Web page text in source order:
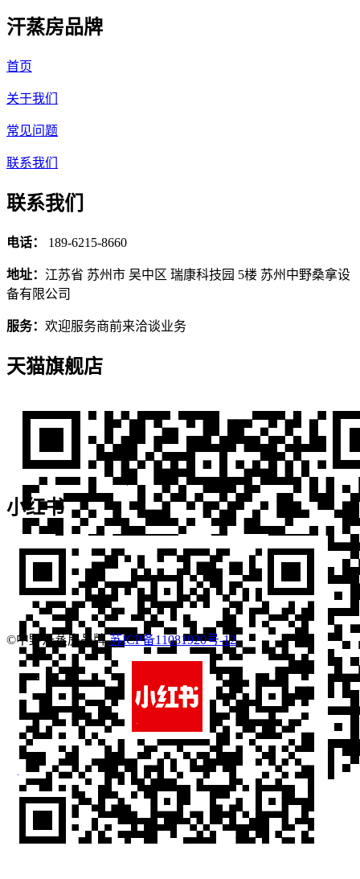
汗蒸房品牌
首页
关于我们
常见问题
联系我们
联系我们
电话： 189-6215-8660
地址： 江苏省 苏州市 吴中区 瑞康科技园 5楼 苏州中野桑拿设
备有限公司
服务： 欢迎服务商前来洽谈业务
天猫旗舰店
小红书
©中野汗蒸房品牌苏ICP备11081920号-12